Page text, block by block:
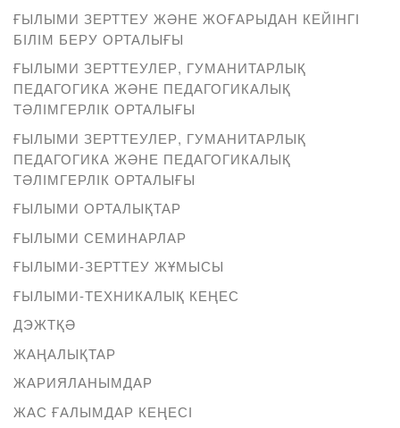
ҒЫЛЫМИ ЗЕРТТЕУ ЖӘНЕ ЖОҒАРЫДАН КЕЙІНГІ
БІЛІМ БЕРУ ОРТАЛЫҒЫ
ҒЫЛЫМИ ЗЕРТТЕУЛЕР, ГУМАНИТАРЛЫҚ
ПЕДАГОГИКА ЖӘНЕ ПЕДАГОГИКАЛЫҚ
ТӘЛІМГЕРЛІК ОРТАЛЫҒЫ
ҒЫЛЫМИ ЗЕРТТЕУЛЕР, ГУМАНИТАРЛЫҚ
ПЕДАГОГИКА ЖӘНЕ ПЕДАГОГИКАЛЫҚ
ТӘЛІМГЕРЛІК ОРТАЛЫҒЫ
ҒЫЛЫМИ ОРТАЛЫҚТАР
ҒЫЛЫМИ СЕМИНАРЛАР
ҒЫЛЫМИ-ЗЕРТТЕУ ЖҰМЫСЫ
ҒЫЛЫМИ-ТЕХНИКАЛЫҚ КЕҢЕС
ДЭЖТҚӘ
ЖАҢАЛЫҚТАР
ЖАРИЯЛАНЫМДАР
ЖАС ҒАЛЫМДАР КЕҢЕСІ